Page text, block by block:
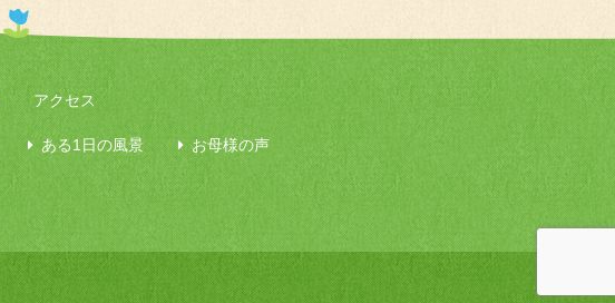
アクセス
ある1日の風景 お母様の声